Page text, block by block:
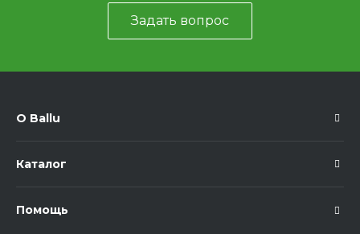
Задать вопрос
О Ballu
Каталог
Помощь